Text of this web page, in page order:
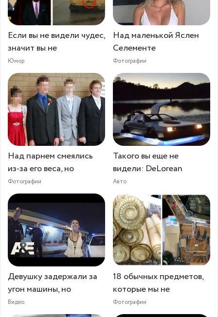
Если вы не видели чудес,
значит вы не
Юмор
Над маленькой Яслен
Селементе
Фотографии
Над парнем смеялись
из-за его веса, но
Фотографии
Такого вы еще не
видели: DeLorean
Авто
Девушку задержали за
угон машины, но
Видео
18 обычных предметов,
которые мы не
Фотографии